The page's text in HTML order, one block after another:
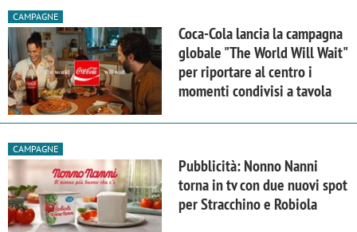
CAMPAGNE
Coca-Cola lancia la campagna
globale "The World Will Wait"
per riportare al centro i
momenti condivisi a tavola
CAMPAGNE
Pubblicità: Nonno Nanni
torna in tv con due nuovi spot
per Stracchino e Robiola